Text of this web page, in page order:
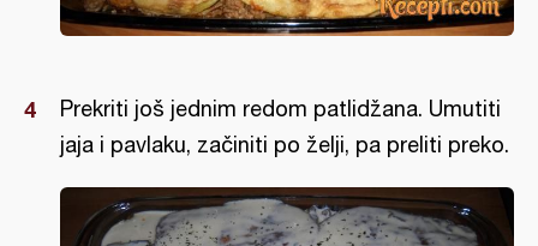
Prekriti još jednim redom patlidžana. Umutiti
jaja i pavlaku, začiniti po želji, pa preliti preko.